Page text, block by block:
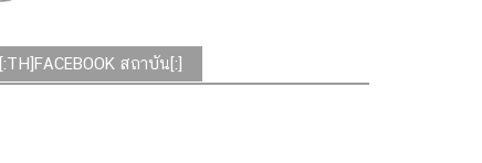
[:TH]FACEBOOK สถาบัน[:]